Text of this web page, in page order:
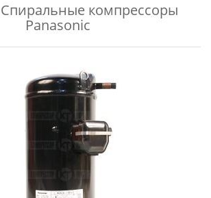
Спиральные компрессоры
Panasonic